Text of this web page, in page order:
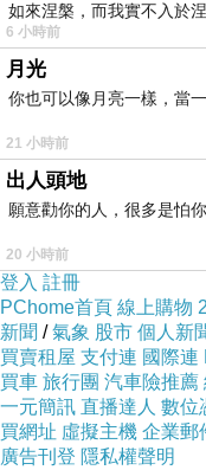
如來涅槃，而我實不入於
6 小時前
月光
你也可以像月亮一樣，當
21 小時前
出人頭地
願意勸你的人，很多是怕
20 小時前
登入 註冊
PChome首頁 線上購物
新聞 /氣象 股市 個人新
買賣租屋 支付連 國際連
買車 旅行團 汽車險推薦
一元簡訊 直播達人 數位
買網址 虛擬主機 企業郵
廣告刊登 隱私權聲明